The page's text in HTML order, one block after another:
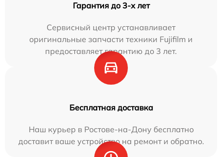
Гарантия до 3-х лет
Сервисный центр устанавливает
оригинальные запчасти техники Fujifilm и
предоставляет гарантию до 3 лет.
Бесплатная доставка
Наш курьер в Ростове-на-Дону бесплатно
доставит ваше устройство на ремонт и обратно.